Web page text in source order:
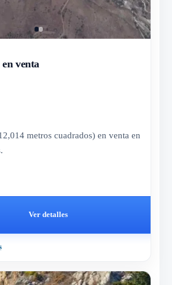
venta
metros cuadrados) en venta en
Ver detalles